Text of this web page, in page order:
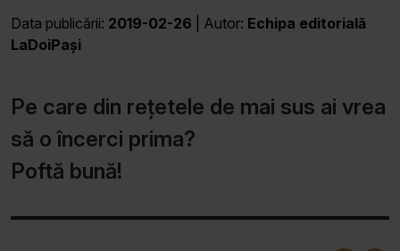
Data publicării: 2019-02-26 | Autor: Echipa editorială
LaDoiPași
Pe care din rețetele de mai sus ai vrea
să o încerci prima?
Poftă bună!